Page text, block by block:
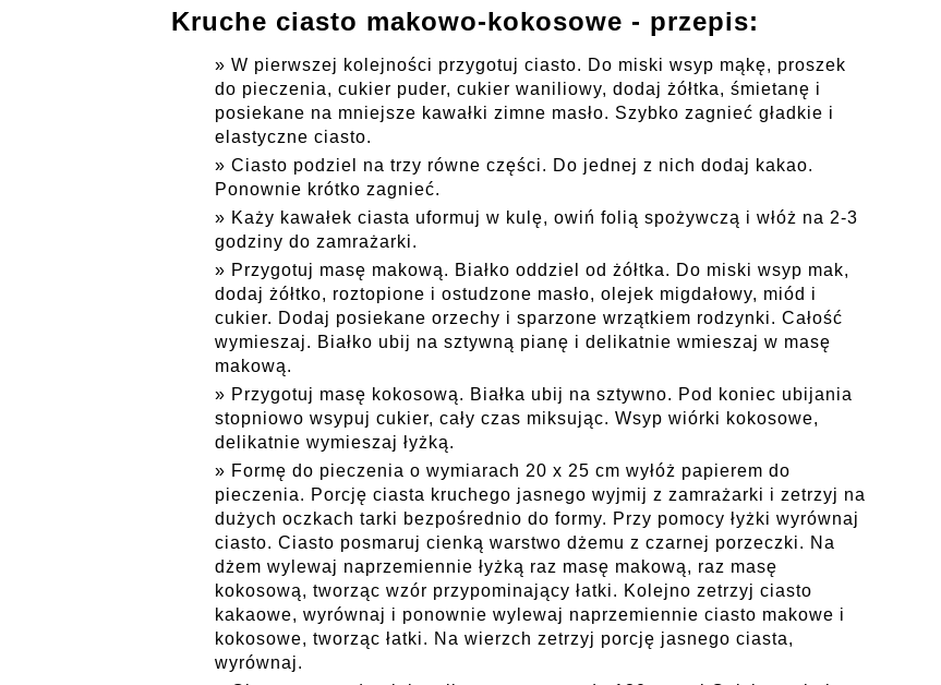
Kruche ciasto makowo-kokosowe - przepis:
W pierwszej kolejności przygotuj ciasto. Do miski wsyp mąkę, proszek
do pieczenia, cukier puder, cukier waniliowy, dodaj żółtka, śmietanę i
posiekane na mniejsze kawałki zimne masło. Szybko zagnieć gładkie i
elastyczne ciasto.
Ciasto podziel na trzy równe części. Do jednej z nich dodaj kakao.
Ponownie krótko zagnieć.
Każy kawałek ciasta uformuj w kulę, owiń folią spożywczą i włóż na 2-3
godziny do zamrażarki.
Przygotuj masę makową. Białko oddziel od żółtka. Do miski wsyp mak,
dodaj żółtko, roztopione i ostudzone masło, olejek migdałowy, miód i
cukier. Dodaj posiekane orzechy i sparzone wrzątkiem rodzynki. Całość
wymieszaj. Białko ubij na sztywną pianę i delikatnie wmieszaj w masę
makową.
Przygotuj masę kokosową. Białka ubij na sztywno. Pod koniec ubijania
stopniowo wsypuj cukier, cały czas miksując. Wsyp wiórki kokosowe,
delikatnie wymieszaj łyżką.
Formę do pieczenia o wymiarach 20 x 25 cm wyłóż papierem do
pieczenia. Porcję ciasta kruchego jasnego wyjmij z zamrażarki i zetrzyj na
dużych oczkach tarki bezpośrednio do formy. Przy pomocy łyżki wyrównaj
ciasto. Ciasto posmaruj cienką warstwo dżemu z czarnej porzeczki. Na
dżem wylewaj naprzemiennie łyżką raz masę makową, raz masę
kokosową, tworząc wzór przypominający łatki. Kolejno zetrzyj ciasto
kakaowe, wyrównaj i ponownie wylewaj naprzemiennie ciasto makowe i
kokosowe, tworząc łatki. Na wierzch zetrzyj porcję jasnego ciasta,
wyrównaj.